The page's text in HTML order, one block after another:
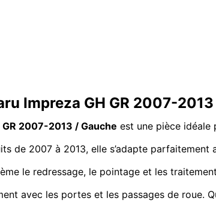
Impreza GH GR 2007-
2007-2013 / Gauche est une pièce idéale
de 2007 à 2013, elle s’adapte
le redressage, le pointage et les
avec les portes et les passages de roue.